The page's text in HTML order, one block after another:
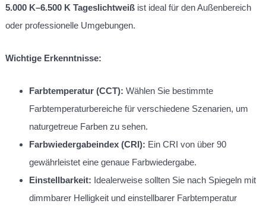
5.000 K–6.500 K Tageslichtweiß ist ideal für den Außenbereich
oder professionelle Umgebungen.
Wichtige Erkenntnisse:
Farbtemperatur (CCT): Wählen Sie bestimmte
Farbtemperaturbereiche für verschiedene Szenarien, um
naturgetreue Farben zu sehen.
Farbwiedergabeindex (CRI): Ein CRI von über 90
gewährleistet eine genaue Farbwiedergabe.
Einstellbarkeit: Idealerweise sollten Sie nach Spiegeln mit
dimmbarer Helligkeit und einstellbarer Farbtemperatur